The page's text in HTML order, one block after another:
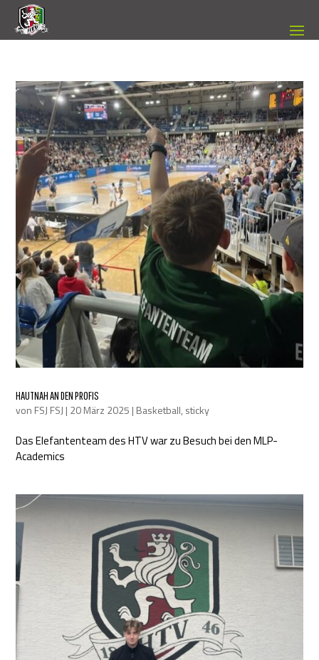
HAUTNAH AN DEN PROFIS
von FSJ FSJ | 20 März 2025 | Basketball, sticky
Das Elefantenteam des HTV war zu Besuch bei den MLP-
Academics